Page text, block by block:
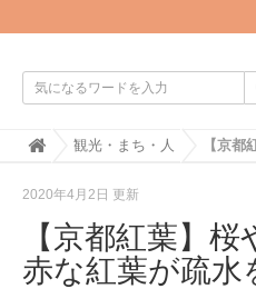
H
e
観光・まち・人
2020年4月2日 更新
【京都紅葉】
赤な紅葉が疏水